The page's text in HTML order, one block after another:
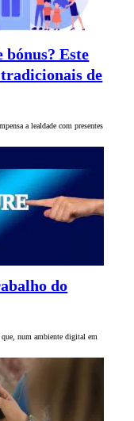
bónus? Este
de
a lealdade com presentes
do
num ambiente digital em